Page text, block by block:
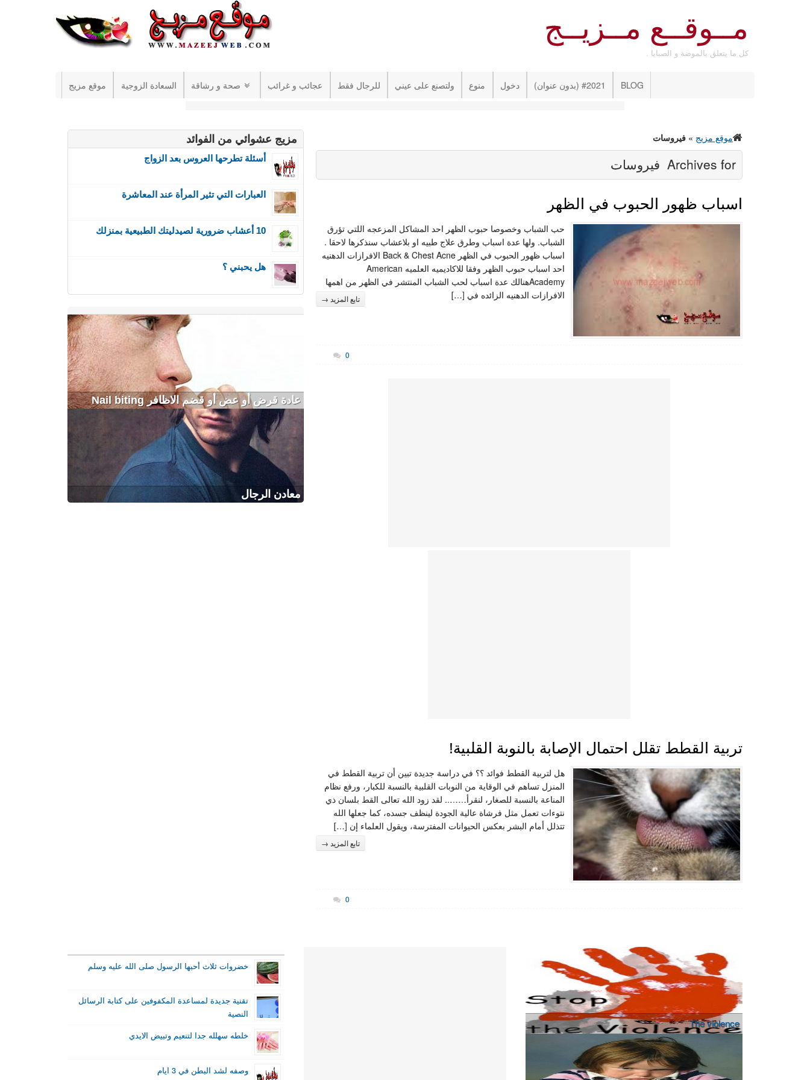
مــوقــع مــزيــج
كل ما يتعلق بالموضة و الصبايا .
موقع مزيج السعادة الزوجية صحة و رشاقة عجائب و غرائب للرجال فقط ولتصنع على عيني منوع دخول #2021 (بدون عنوان) BLOG
موقع مزيج » فيروسات
Archives for فيروسات
اسباب ظهور الحبوب في الظهر
حب الشباب وخصوصا حبوب الظهر احد المشاكل المزعجه اللتي تؤرق
الشباب. ولها عدة اسباب وطرق علاج طبيه او بلاعشاب سنذكرها لاحقا .
اسباب ظهور الحبوب في الظهر Back & Chest Acne الافرازات الدهنيه
احد اسباب حبوب الظهر وفقا للاكاديميه العلميه American
Academyهنالك عدة اسباب لحب الشباب المنتشر في الظهر من اهمها
الافرازات الدهنيه الزائده في […]
تابع المزيد →
0
تربية القطط تقلل احتمال الإصابة بالنوبة القلبية!
هل لتربية القطط فوائد ؟؟ في دراسة جديدة تبين أن تربية القطط في
المنزل تساهم في الوقاية من النوبات القلبية بالنسبة للكبار، ورفع نظام
المناعة بالنسبة للصغار، لنقرأ…….. لقد زود الله تعالى القط بلسان ذي
نتوءات تعمل مثل فرشاة عالية الجودة لينظف جسده، كما جعلها الله
تتذلل أمام البشر بعكس الحيوانات المفترسة، ويقول العلماء إن […]
تابع المزيد →
0
مزيج عشوائي من الفوائد
أسئلة تطرحها العروس بعد الزواج
العبارات التي تثير المرأة عند المعاشرة
10 أعشاب ضرورية لصيدليتك الطبيعية بمنزلك
هل يحبني ؟
عادة قرض أو عض أو قضم الاظافر Nail biting
معادن الرجال
The violence
خضروات ثلاث أحبها الرسول صلى الله عليه وسلم
تقنية جديدة لمساعدة المكفوفين على كتابة الرسائل
النصية
خلطه سهلله جدا لتنعيم وتبيض الايدي
وصفه لشد البطن في 3 ايام